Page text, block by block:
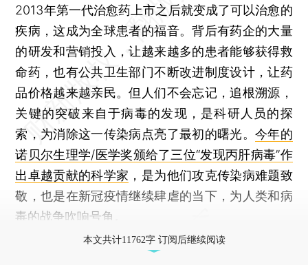
2013年第一代治愈药上市之后就变成了可以治愈的
疾病，这成为全球患者的福音。背后有药企的大量
的研发和营销投入，让越来越多的患者能够获得救
命药，也有公共卫生部门不断改进制度设计，让药
品价格越来越亲民。但人们不会忘记，追根溯源，
关键的突破来自于病毒的发现，是科研人员的探
索，为消除这一传染病点亮了最初的曙光。 今年的
诺贝尔生理学/医学奖颁给了三位“发现丙肝病毒”作
出卓越贡献的科学家 ，是为他们攻克传染病难题致
敬，也是在新冠疫情继续肆虐的当下，为人类和病
毒的战争吹响号角。
本文共计11762字 订阅后继续阅读